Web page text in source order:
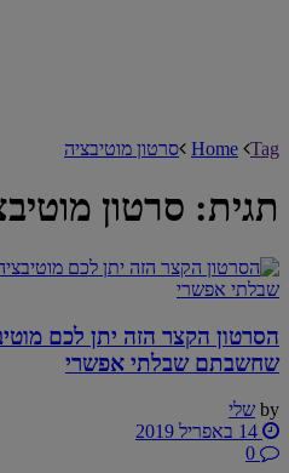
Home Tag סרטון מוטיבציה
תגית: סרטון
הסרטון הקצר הזה יתן לכם
שחשבתם שבלתי אפשרי
by שלי